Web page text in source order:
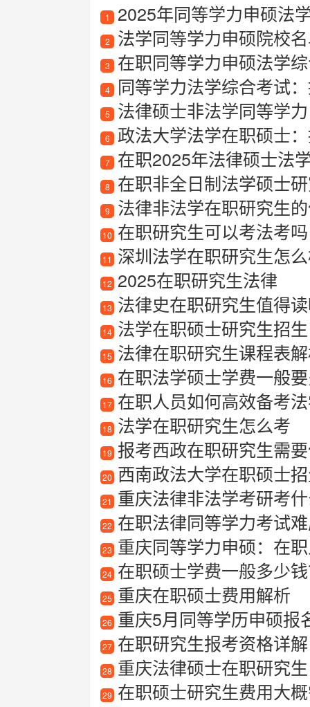
1 2025年同等学力申硕法
2 法学同等学力申硕院校
3 在职同等学力申硕法学
4 同等学力法学综合考试
5 法律硕士非法学同等学力
6 政法大学法学在职硕士
7 在职2025年法律硕士法
8 在职非全日制法学硕士
9 法律非法学在职研究生
10 在职研究生可以考法考吗
11 深圳法学在职研究生怎
12 2025在职研究生法律
13 法律史在职研究生值得
14 法学在职硕士研究生招生
15 法律在职研究生课程表解
16 在职法学硕士学费一般
17 在职人员如何高效备考
18 法学在职研究生怎么考
19 报考西政在职研究生需要
20 西南政法大学在职硕士招生
21 重庆法律非法学考研考
22 在职法律同等学力考试
23 重庆同等学力申硕：在
24 在职硕士学费一般多少
25 重庆在职硕士费用解析
26 重庆5月同等学历申硕报
27 在职研究生报考资格详
28 重庆法律硕士在职研究生
29 在职硕士研究生费用大概